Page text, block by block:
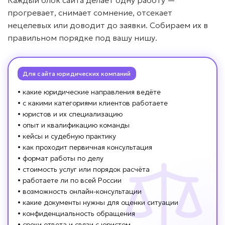
прогревает, снимает сомнение, отсекает
нецелевых или доводит до заявки. Собираем их в
правильном порядке под вашу нишу.
Для сайта юридических компаний
• какие юридические направления ведёте
• с какими категориями клиентов работаете
• юристов и их специализацию
• опыт и квалификацию команды
• кейсы и судебную практику
• как проходит первичная консультация
• формат работы по делу
• стоимость услуг или порядок расчёта
• работаете ли по всей России
• возможность онлайн-консультации
• какие документы нужны для оценки ситуации
• конфиденциальность обращения